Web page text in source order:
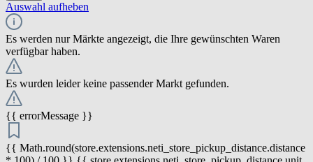
Auswahl aufheben
Es werden nur Märkte angezeigt, die Ihre gewünschten Waren
verfügbar haben.
Es wurden leider keine passender Markt gefunden.
{{ errorMessage }}
{{ Math.round(store.extensions.neti_store_pickup_distance.distance